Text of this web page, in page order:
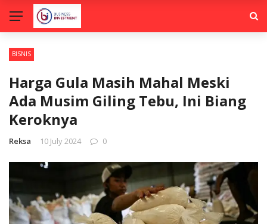
BISNIS
Harga Gula Masih Mahal Meski
Ada Musim Giling Tebu, Ini Biang
Keroknya
Reksa 10 July 2024 0